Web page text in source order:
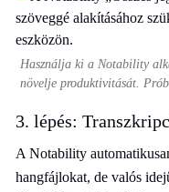
Használja ki a Notability
növelje produktivitását.
3. lépés:
A Notability
hangfájlokat, de valós